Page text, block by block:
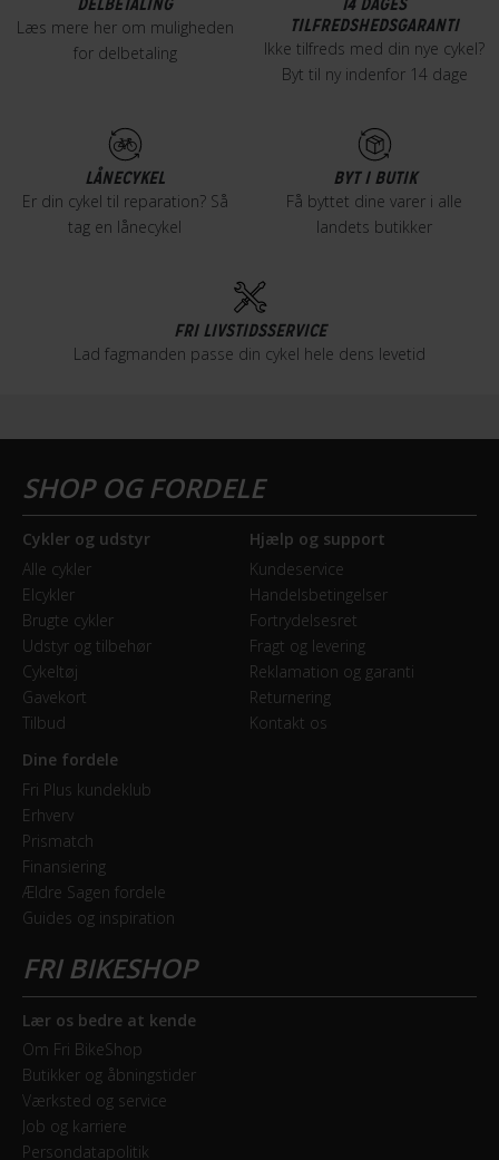
Læs mere her om muligheden
for delbetaling
TILFREDSHEDSGARANTI
Ikke tilfreds med din nye cykel?
Byt til ny indenfor 14 dage
LÅNECYKEL
Er din cykel til reparation? Så
tag en lånecykel
BYT I BUTIK
Få byttet dine varer i alle
landets butikker
FRI LIVSTIDSSERVICE
Lad fagmanden passe din cykel hele dens levetid
Cykler og udstyr
Alle cykler
Elcykler
Brugte cykler
Udstyr og tilbehør
Cykeltøj
Gavekort
Tilbud
Hjælp og support
Kundeservice
Handelsbetingelser
Fortrydelsesret
Fragt og levering
Reklamation og garanti
Returnering
Kontakt os
Dine fordele
Fri Plus kundeklub
Erhverv
Prismatch
Finansiering
Ældre Sagen fordele
Guides og inspiration
Lær os bedre at kende
Om Fri BikeShop
Butikker og åbningstider
Værksted og service
Job og karriere
Persondatapolitik